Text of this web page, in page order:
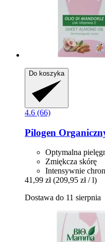
Do koszyka
4.6 (66)
Pilogen
Optymalna
Zmiękcza skórę
Intensywnie
41,99 zł (209,95 zł / l)
Dostawa do 11 sierpnia